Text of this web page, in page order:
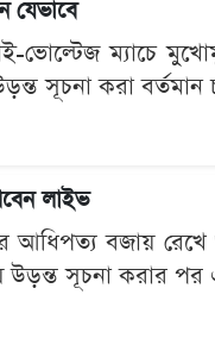
যেভাবে
ম্যাচে
সূচনা করা
লাইভ
বজায় রেখে
উড়ন্ত সূচনা করার পর